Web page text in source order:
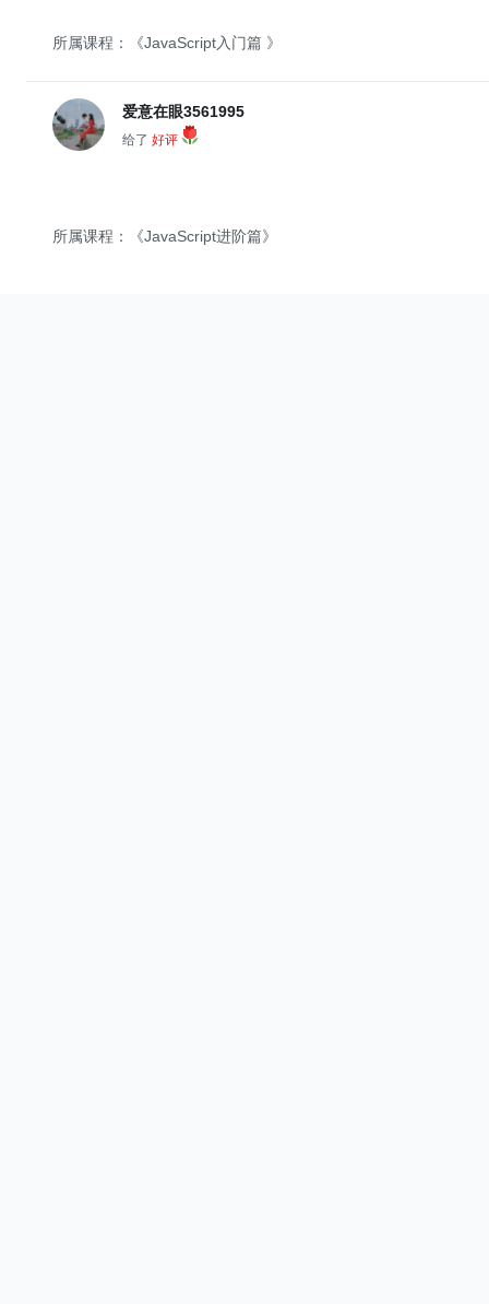
所属课程：《JavaScript入门篇 》
爱意在眼3561995
给了 好评
所属课程：《JavaScript进阶篇》